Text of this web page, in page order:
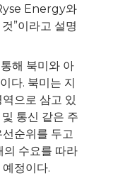
Energy와
”이라고 설명
해 북미와 아
다. 북미는 지
으로 삼고 있
통신 같은 주
순위를 두고
의 수요를 따라
정이다.